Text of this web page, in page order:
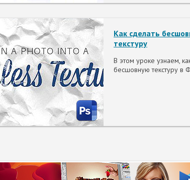
Как сделать
текстуру
В этом уроке узнаем,
бесшовную текстуру в